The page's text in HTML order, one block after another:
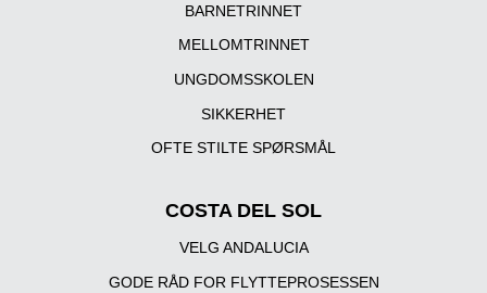
BARNETRINNET
MELLOMTRINNET
UNGDOMSSKOLEN
SIKKERHET
OFTE STILTE SPØRSMÅL
COSTA DEL SOL
VELG ANDALUCIA
GODE RÅD FOR FLYTTEPROSESSEN